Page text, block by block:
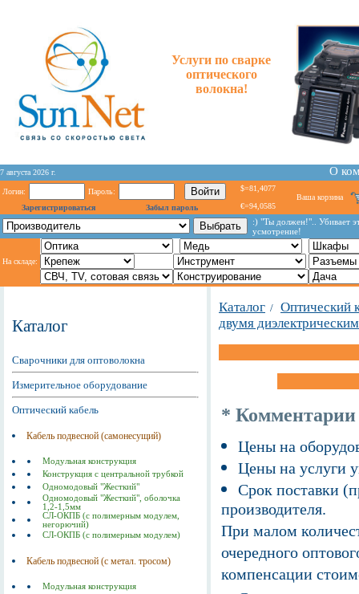
Услуги по сварке
оптического
волокна!
7 августа 2026 г. О
Логин:
Пароль:
Зарегистрироваться
Забыл пароль
$=81,4077
€=94,0585
Ваша корзина
:) "Ты должен!".. Убивает
усмотрение!
На складе:
Каталог
Сварочники для оптоволокна
Измерительное оборудование
Оптический кабель
Кабель подвесной (самонесущий)
Модульная конструкция
Конструкция с центральной трубкой
Одномодовый "Жесткий"
Одномодовый "Жесткий", оболочка
1,2-1,5мм
СЛ-ОКПБ (с полимерным модулем,
негорючий)
СЛ-ОКПБ (с полимерным модулем)
Кабель подвесной (с метал. тросом)
Модульная конструкция
Каталог / Оптический
двумя
* Комментарии
Цены на
Цены на услуги
Срок поставки
производителя.
При малом
очередного
компенсации